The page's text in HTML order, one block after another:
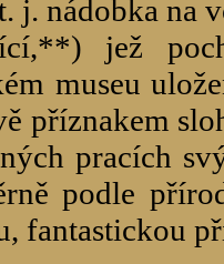
j. nádobka na
jež
museu
příznakem
pracích
podle
fantastickou